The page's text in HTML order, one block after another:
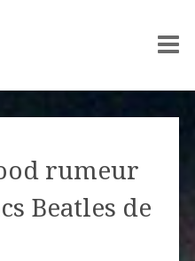
rumeur
Beatles de